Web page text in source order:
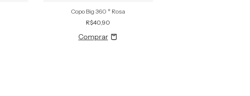
Copo Big 360 ° Rosa
R$40,90